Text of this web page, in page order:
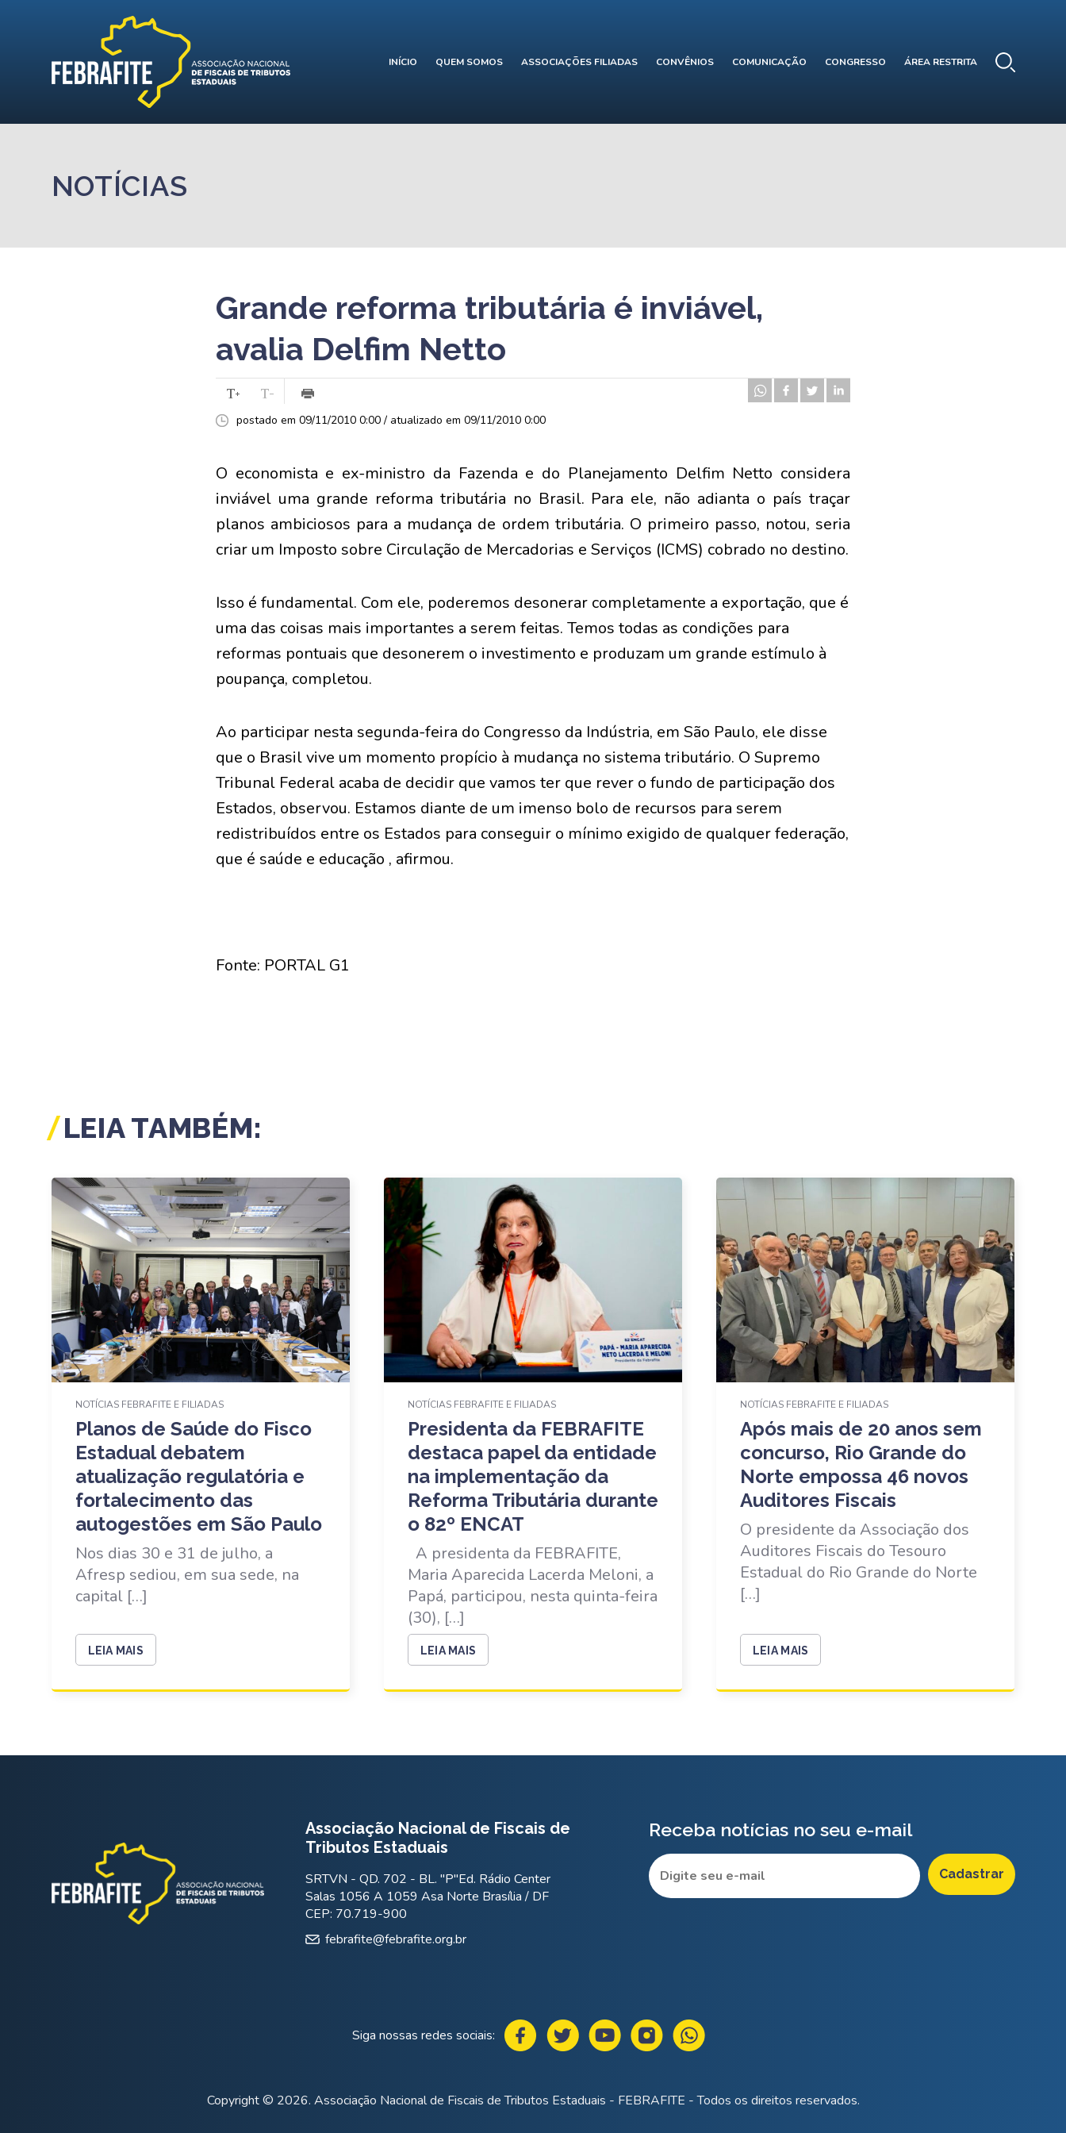
INÍCIO QUEM SOMOS ASSOCIAÇÕES FILIADAS CONVÊNIOS COMUNICAÇÃO CONGRESSO ÁREA RESTRITA
NOTÍCIAS
Grande reforma tributária é inviável,
avalia Delfim Netto
postado em 09/11/2010 0:00 / atualizado em 09/11/2010 0:00
O economista e ex-ministro da Fazenda e do Planejamento Delfim Netto considera
inviável uma grande reforma tributária no Brasil. Para ele, não adianta o país traçar
planos ambiciosos para a mudança de ordem tributária. O primeiro passo, notou, seria
criar um Imposto sobre Circulação de Mercadorias e Serviços (ICMS) cobrado no destino.
Isso é fundamental. Com ele, poderemos desonerar completamente a exportação, que é
uma das coisas mais importantes a serem feitas. Temos todas as condições para
reformas pontuais que desonerem o investimento e produzam um grande estímulo à
poupança, completou.
Ao participar nesta segunda-feira do Congresso da Indústria, em São Paulo, ele disse
que o Brasil vive um momento propício à mudança no sistema tributário. O Supremo
Tribunal Federal acaba de decidir que vamos ter que rever o fundo de participação dos
Estados, observou. Estamos diante de um imenso bolo de recursos para serem
redistribuídos entre os Estados para conseguir o mínimo exigido de qualquer federação,
que é saúde e educação , afirmou.
Fonte: PORTAL G1
LEIA TAMBÉM:
NOTÍCIAS FEBRAFITE E FILIADAS
Planos de Saúde do Fisco
Estadual debatem
atualização regulatória e
fortalecimento das
autogestões em São Paulo
Nos dias 30 e 31 de julho, a
Afresp sediou, em sua sede, na
capital […]
LEIA MAIS
NOTÍCIAS FEBRAFITE E FILIADAS
Presidenta da FEBRAFITE
destaca papel da entidade
na implementação da
Reforma Tributária durante
o 82º ENCAT
A presidenta da FEBRAFITE,
Maria Aparecida Lacerda Meloni, a
Papá, participou, nesta quinta-feira
(30), […]
LEIA MAIS
NOTÍCIAS FEBRAFITE E FILIADAS
Após mais de 20 anos sem
concurso, Rio Grande do
Norte empossa 46 novos
Auditores Fiscais
O presidente da Associação dos
Auditores Fiscais do Tesouro
Estadual do Rio Grande do Norte
[…]
LEIA MAIS
Associação Nacional de Fiscais de
Tributos Estaduais
SRTVN - QD. 702 - BL. "P"Ed. Rádio Center
Salas 1056 A 1059 Asa Norte Brasília / DF
CEP: 70.719-900
febrafite@febrafite.org.br
Receba notícias no seu e-mail
Siga nossas redes sociais:
Copyright © 2026. Associação Nacional de Fiscais de Tributos Estaduais - FEBRAFITE - Todos os direitos reservados.